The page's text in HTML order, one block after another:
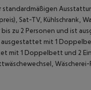
Sat-TV, Kühlschrank,
bis zu 2 Personen und ist
ausgestattet mit 1
mit 1 Doppelbett und 2